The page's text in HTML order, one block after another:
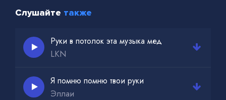
Слушайте также
Руки в потолок эта музыка мед
LKN
Я помню помню твои руки
Эллаи